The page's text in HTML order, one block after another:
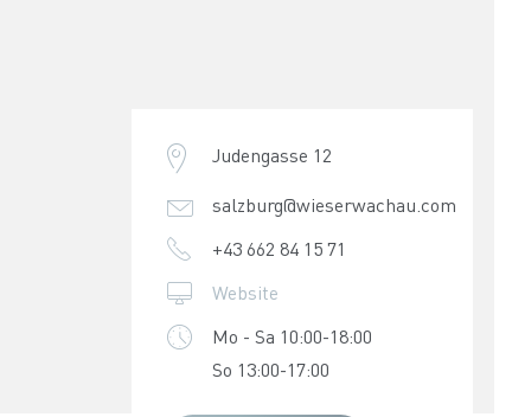
Judengasse 12
salzburg@wieserwachau.com
+43 662 84 15 71
Website
Mo - Sa 10:00-18:00
So 13:00-17:00